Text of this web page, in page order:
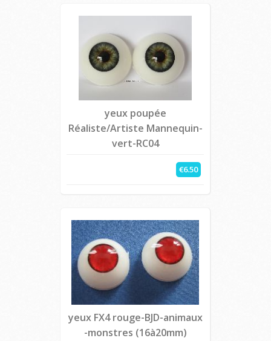
yeux poupée
Réaliste/Artiste Mannequin-
vert-RC04
€6.50
yeux FX4 rouge-BJD-animaux
-monstres (16à20mm)